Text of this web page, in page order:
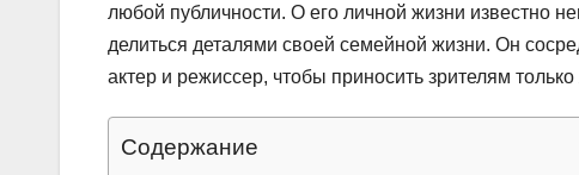
любой публичности. О его личной жизни известно
делиться деталями своей семейной жизни. Он
актер и режиссер, чтобы приносить зрителям
Содержание